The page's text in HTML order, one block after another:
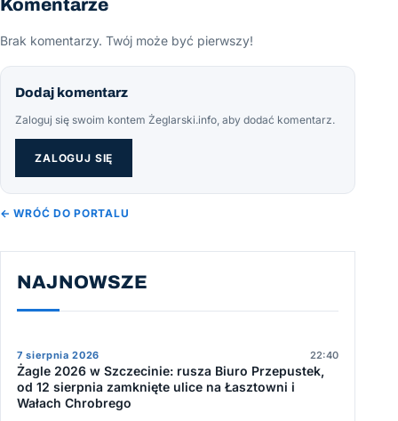
Komentarze
Brak komentarzy. Twój może być pierwszy!
Dodaj komentarz
Zaloguj się swoim kontem Żeglarski.info, aby dodać komentarz.
ZALOGUJ SIĘ
← WRÓĆ DO PORTALU
NAJNOWSZE
7 sierpnia 2026 22:40
Żagle 2026 w Szczecinie: rusza Biuro Przepustek,
od 12 sierpnia zamknięte ulice na Łasztowni i
Wałach Chrobrego